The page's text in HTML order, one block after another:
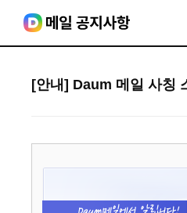
[안내] Daum 메일 사칭